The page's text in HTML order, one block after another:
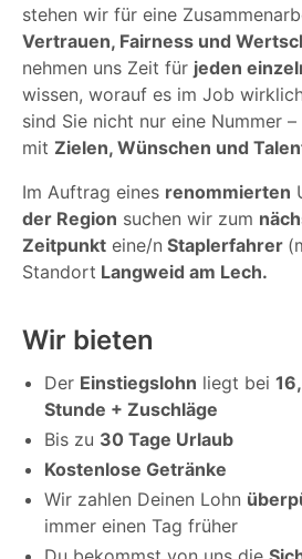
stehen wir für eine
Vertrauen, Fairness und
nehmen uns Zeit für jeden
wissen, worauf es im Job
sind Sie nicht nur eine Nummer
mit Zielen, Wünschen und
Im Auftrag eines renommierten
der Region suchen wir zum
Zeitpunkt eine/n Staplerfahrer
Standort Langweid am Lech.
Wir bieten
Der Einstiegslohn liegt bei
Stunde + Zuschläge
Bis zu 30 Tage Urlaub
Kostenlose Getränke
Wir zahlen Deinen Lohn
immer einen Tag früher